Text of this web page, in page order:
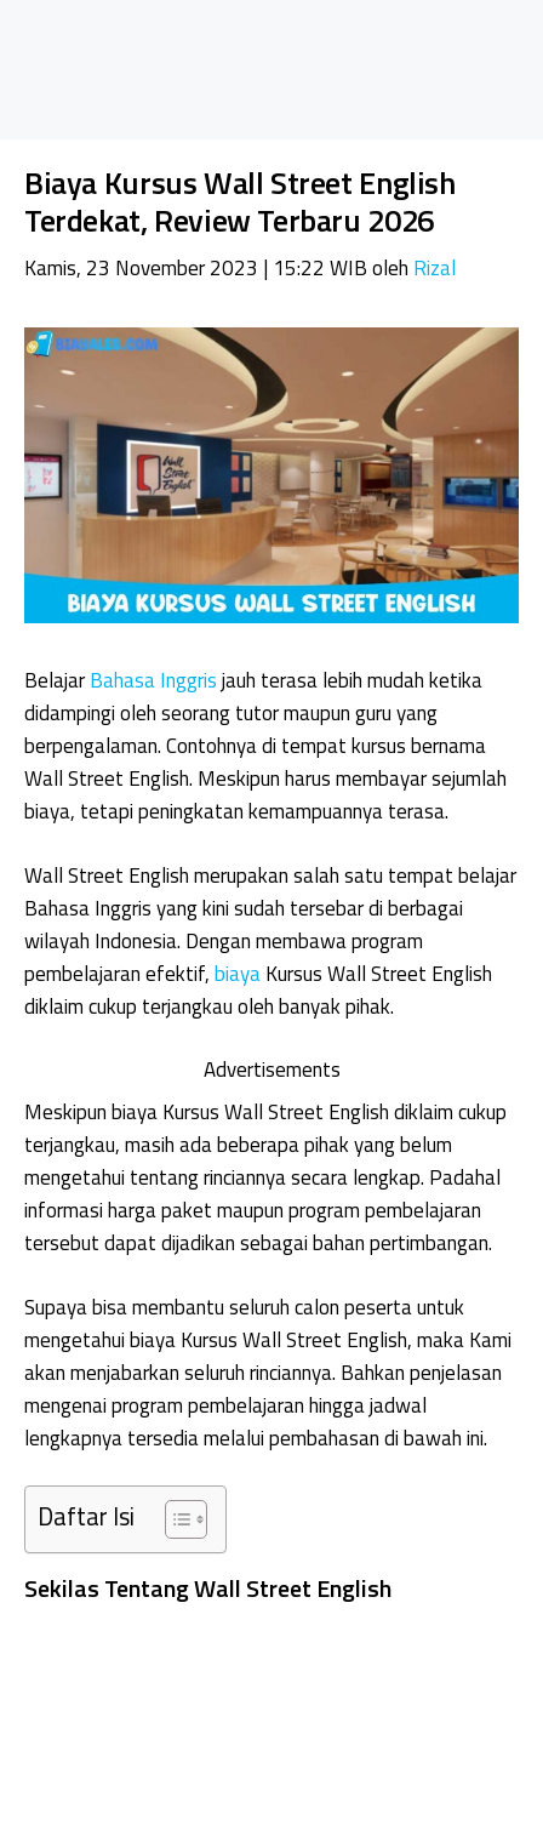
Biaya Kursus Wall Street English
Terdekat, Review Terbaru 2026
Kamis, 23 November 2023 | 15:22 WIBoleh Rizal
BelajarBahasa Inggrisjauh terasa lebih mudah ketika
didampingi oleh seorang tutor maupun guru yang
berpengalaman. Contohnya di tempat kursus bernama
Wall Street English. Meskipun harus membayar sejumlah
biaya, tetapi peningkatan kemampuannya terasa.
Wall Street English merupakan salah satu tempat belajar
Bahasa Inggris yang kini sudah tersebar di berbagai
wilayah Indonesia. Dengan membawa program
pembelajaran efektif,biayaKursus Wall Street English
diklaim cukup terjangkau oleh banyak pihak.
Advertisements
Meskipun biaya Kursus Wall Street English diklaim cukup
terjangkau, masih ada beberapa pihak yang belum
mengetahui tentang rinciannya secara lengkap. Padahal
informasi harga paket maupun program pembelajaran
tersebut dapat dijadikan sebagai bahan pertimbangan.
Supaya bisa membantu seluruh calon peserta untuk
mengetahui biaya Kursus Wall Street English, maka Kami
akan menjabarkan seluruh rinciannya. Bahkan penjelasan
mengenai program pembelajaran hingga jadwal
lengkapnya tersedia melalui pembahasan di bawah ini.
Daftar Isi
Sekilas Tentang Wall Street English